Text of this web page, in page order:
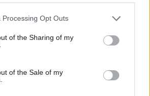
Processing Opt Outs
of the Sharing of my
of the Sale of my
nebijoti kolonoskopijos. Be
šis tyrimas gali